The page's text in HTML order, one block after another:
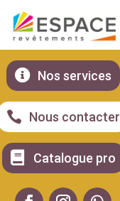
 Nos services
 Nous contacter
 Catalogue pro